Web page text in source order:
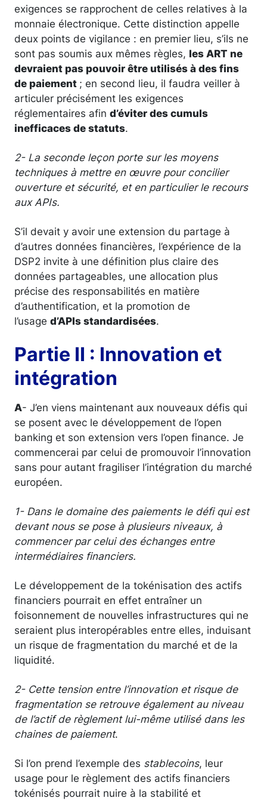
exigences se rapprochent de celles relatives à la
monnaie électronique. Cette distinction appelle
deux points de vigilance : en premier lieu, s’ils ne
sont pas soumis aux mêmes règles, les ART ne
devraient pas pouvoir être utilisés à des fins
de paiement ; en second lieu, il faudra veiller à
articuler précisément les exigences
réglementaires afin d’éviter des cumuls
inefficaces de statuts.
2- La seconde leçon porte sur les moyens
techniques à mettre en œuvre pour concilier
ouverture et sécurité, et en particulier le recours
aux APIs.
S’il devait y avoir une extension du partage à
d’autres données financières, l’expérience de la
DSP2 invite à une définition plus claire des
données partageables, une allocation plus
précise des responsabilités en matière
d’authentification, et la promotion de
l’usage d’APIs standardisées.
Partie II : Innovation et
intégration
A- J’en viens maintenant aux nouveaux défis qui
se posent avec le développement de l’open
banking et son extension vers l’open finance. Je
commencerai par celui de promouvoir l’innovation
sans pour autant fragiliser l’intégration du marché
européen.
1- Dans le domaine des paiements le défi qui est
devant nous se pose à plusieurs niveaux, à
commencer par celui des échanges entre
intermédiaires financiers.
Le développement de la tokénisation des actifs
financiers pourrait en effet entraîner un
foisonnement de nouvelles infrastructures qui ne
seraient plus interopérables entre elles, induisant
un risque de fragmentation du marché et de la
liquidité.
2- Cette tension entre l’innovation et risque de
fragmentation se retrouve également au niveau
de l’actif de règlement lui-même utilisé dans les
chaines de paiement.
Si l’on prend l’exemple des stablecoins, leur
usage pour le règlement des actifs financiers
tokénisés pourrait nuire à la stabilité et